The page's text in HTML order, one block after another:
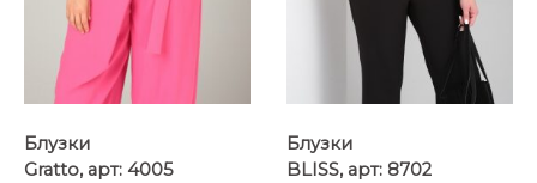
Блузки
Gratto, арт: 4005
Блузки
BLISS, арт: 8702